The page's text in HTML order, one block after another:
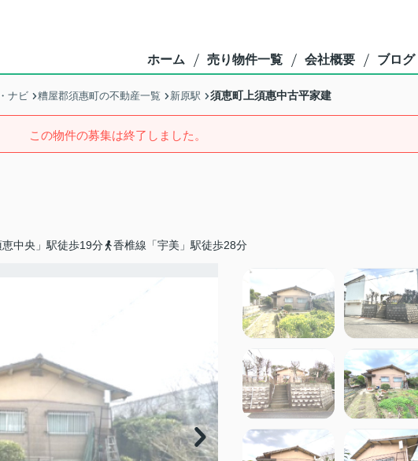
ホーム 売り物件一覧 会社概要 ブログ
ナビ 糟屋郡須惠町の不動産一覧 新原駅 須恵町上須惠中古平家建
この物件の募集は終了しました。
中央」駅徒歩19分 香椎線「宇美」駅徒歩28分